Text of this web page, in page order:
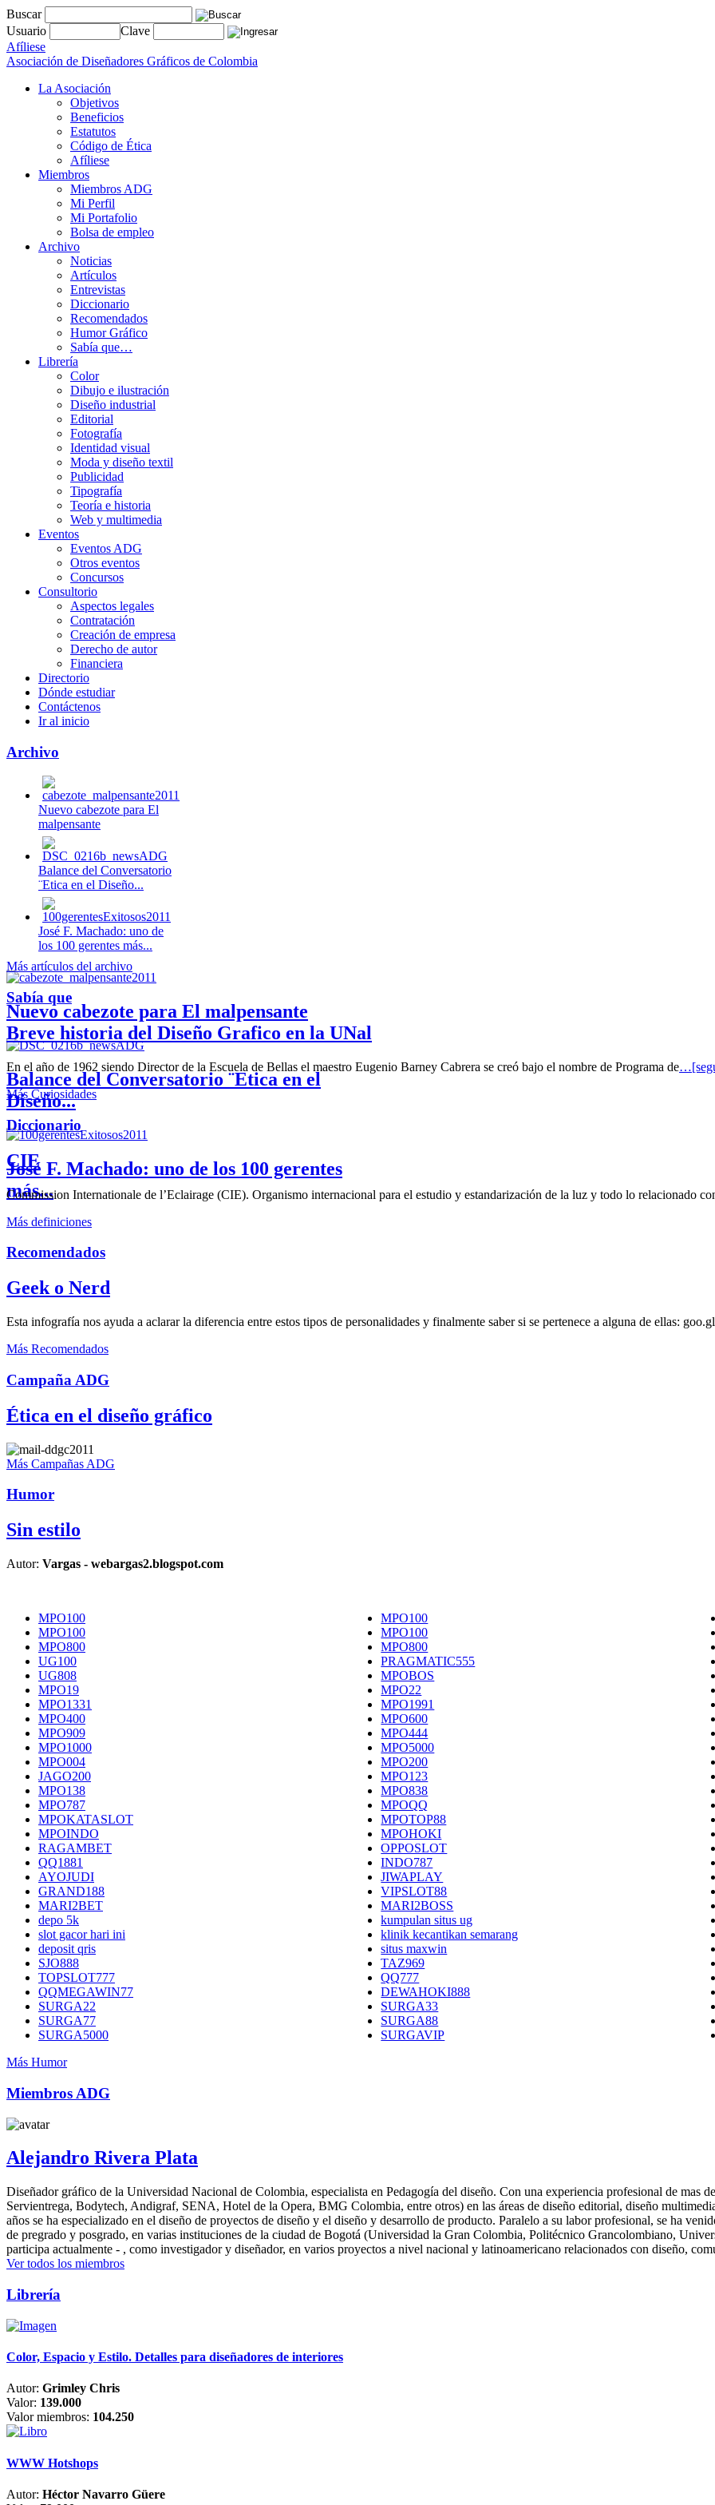
Buscar
Usuario
Clave
Afíliese
Asociación de Diseñadores Gráficos de Colombia
La Asociación
Objetivos
Beneficios
Estatutos
Código de Ética
Afíliese
Miembros
Miembros ADG
Mi Perfil
Mi Portafolio
Bolsa de empleo
Archivo
Noticias
Artículos
Entrevistas
Diccionario
Recomendados
Humor Gráfico
Sabía que…
Librería
Color
Dibujo e ilustración
Diseño industrial
Editorial
Fotografía
Identidad visual
Moda y diseño textil
Publicidad
Tipografía
Teoría e historia
Web y multimedia
Eventos
Eventos ADG
Otros eventos
Concursos
Consultorio
Aspectos legales
Contratación
Creación de empresa
Derecho de autor
Financiera
Directorio
Dónde estudiar
Contáctenos
Ir al inicio
Archivo
Nuevo cabezote para El
malpensante
Balance del Conversatorio
¨Etica en el Diseño...
José F. Machado: uno de
los 100 gerentes más...
Nuevo cabezote para El malpensante
Balance del Conversatorio ¨Etica en el
Diseño...
José F. Machado: uno de los 100 gerentes
más...
Más artículos del archivo
Sabía que
Breve historia del Diseño Grafico en la UNal
En el año de 1962 siendo Director de la Escuela de Bellas el maestro Eugenio Barney Cabrera se creó bajo el nombre de Programa de
Más Curiosidades
Diccionario
CIE
Commission Internationale de l’Eclairage (CIE). Organismo internacional para el estudio y estandarización de la luz y todo lo relacionado
Más definiciones
Recomendados
Geek o Nerd
Esta infografía nos ayuda a aclarar la diferencia entre estos tipos de personalidades y finalmente saber si se pertenece a alguna de ellas:
Más Recomendados
Campaña ADG
Ética en el diseño gráfico
Más Campañas ADG
Humor
Sin estilo
Autor: Vargas - webargas2.blogspot.com
MPO100 MPO100
MPO100
MPO100
MPO800
MPO800
UG100
PRAGMATIC555
UG808
MPOBOS
MPO19
MPO22
MPO1331
MPO1991
MPO400
MPO600
MPO909
MPO444
MPO1000
MPO5000
MPO004
MPO200
JAGO200
MPO123
MPO138
MPO838
MPO787
MPOQQ
MPOKATASLOT
MPOTOP88
MPOINDO
MPOHOKI
RAGAMBET
OPPOSLOT
QQ1881
INDO787
AYOJUDI
JIWAPLAY
GRAND188
VIPSLOT88
MARI2BET
MARI2BOSS
depo 5k
kumpulan situs ug
slot gacor hari ini
klinik kecantikan semarang
deposit qris
situs maxwin
SJO888
TAZ969
TOPSLOT777
QQ777
QQMEGAWIN77
DEWAHOKI888
SURGA22
SURGA33
SURGA77
SURGA88
SURGA5000
SURGAVIP
Más Humor
Miembros ADG
Alejandro Rivera Plata
Diseñador gráfico de la Universidad Nacional de Colombia, especialista en Pedagogía del diseño. Con una experiencia profesional de mas
Servientrega, Bodytech, Andigraf, SENA, Hotel de la Opera, BMG Colombia, entre otros) en las áreas de diseño editorial, diseño
años se ha especializado en el diseño de proyectos de diseño y el diseño y desarrollo de producto. Paralelo a su labor profesional, se ha
de pregrado y posgrado, en varias instituciones de la ciudad de Bogotá (Universidad la Gran Colombia, Politécnico Grancolombiano,
participa actualmente - , como investigador y diseñador, en varios proyectos a nivel nacional y latinoamericano relacionados con diseño,
Ver todos los miembros
Librería
Color, Espacio y Estilo. Detalles para diseñadores de interiores
Autor: Grimley Chris
Valor: 139.000
Valor miembros: 104.250
WWW Hotshops
Autor: Héctor Navarro Güere